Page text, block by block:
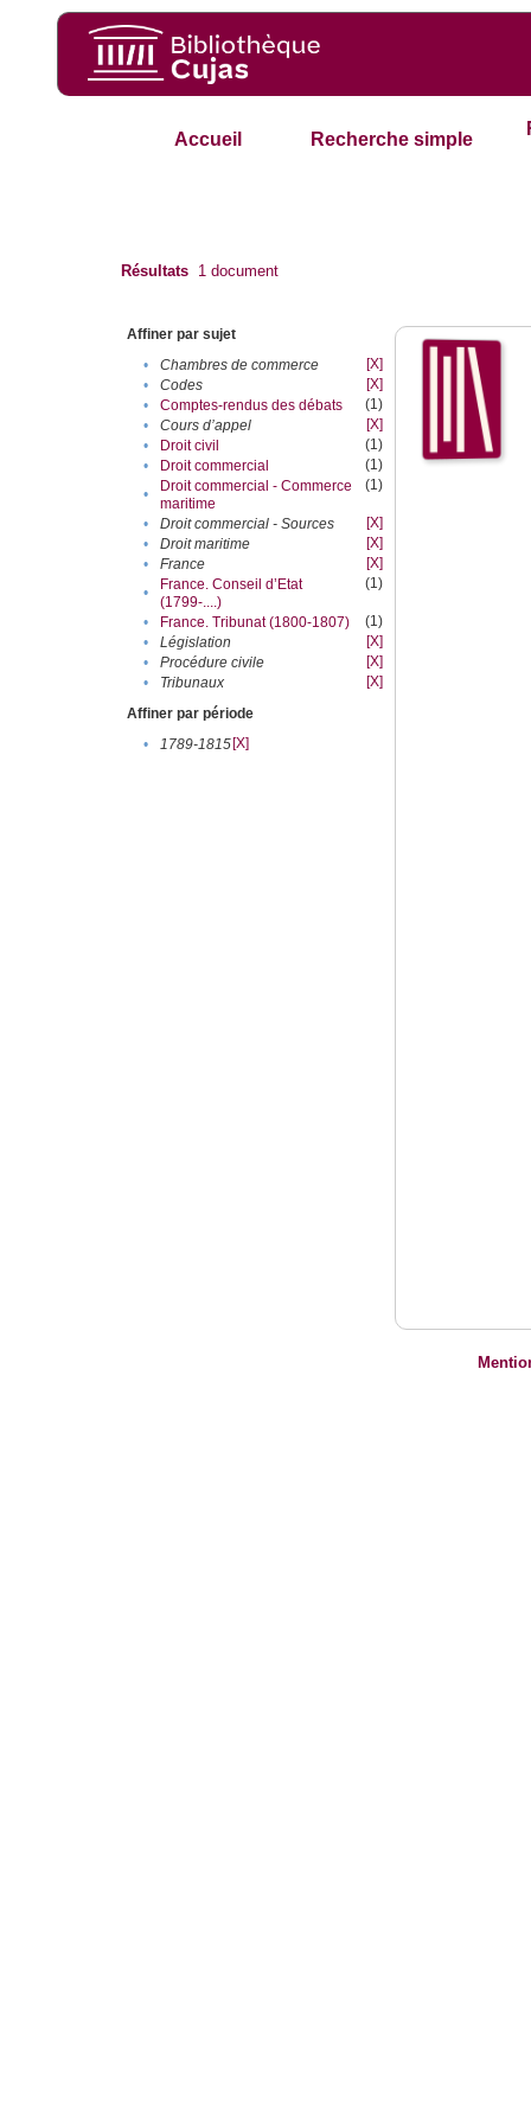
Accueil Recherche simple
Résultats 1 document
Affiner par sujet
•
Chambres de commerce
[X]
•
Codes
[X]
•
Comptes-rendus des débats
(1)
•
Cours d’appel
[X]
•
Droit civil
(1)
•
Droit commercial
(1)
•
Droit commercial - Commerce
maritime
(1)
• Droit commercial - Sources
[X]
•
Droit maritime
[X]
•
France
[X]
•
France. Conseil d’Etat
(1799-....)
(1)
• France. Tribunat (1800-1807)
(1)
•
Législation
[X]
•
Procédure civile
[X]
•
Tribunaux
[X]
Affiner par période
•
1789-1815[X]